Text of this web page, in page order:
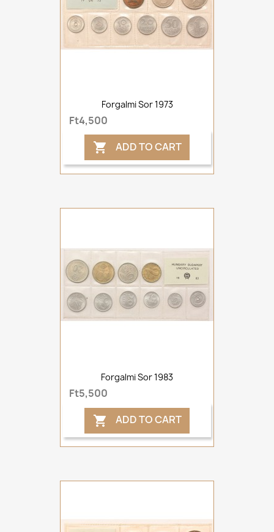
Forgalmi Sor 1973
Ft4,500
 ADD TO CART
Forgalmi Sor 1983
Ft5,500
 ADD TO CART